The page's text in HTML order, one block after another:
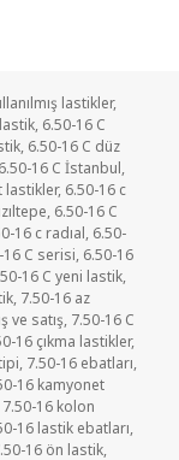
lastikler,
, 6.50-16 C
, 6.50-16 C düz
6.50-16 C İstanbul,
lastikler, 6.50-16 c
, 6.50-16 C
16 c radıal, 6.50-
16 C serisi, 6.50-16
16 C yeni lastik,
, 7.50-16 az
ve satış, 7.50-16 C
16 çıkma lastikler,
, 7.50-16 ebatları,
16 kamyonet
7.50-16 kolon
16 lastik ebatları,
16 ön lastik,